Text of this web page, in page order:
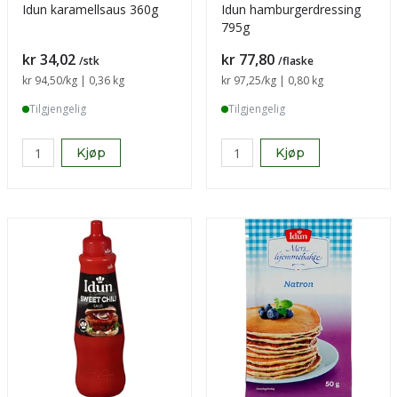
Idun karamellsaus 360g
Pris
kr 34,02 /stk
Sammenligning pris
kr 94,50/kg | 0,36 kg
Tilgjengelig
Kjøp
Idun hamburgerdressing
795g
Pris
kr 77,80 /flaske
Sammenligning pris
kr 97,25/kg | 0,80 kg
Tilgjengelig
Kjøp